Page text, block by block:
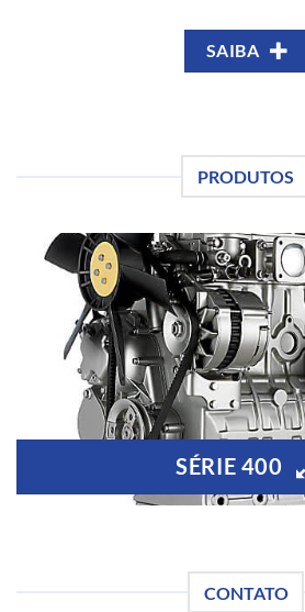
SAIBA
PRODUTOS
SÉRIE 400
CONTATO